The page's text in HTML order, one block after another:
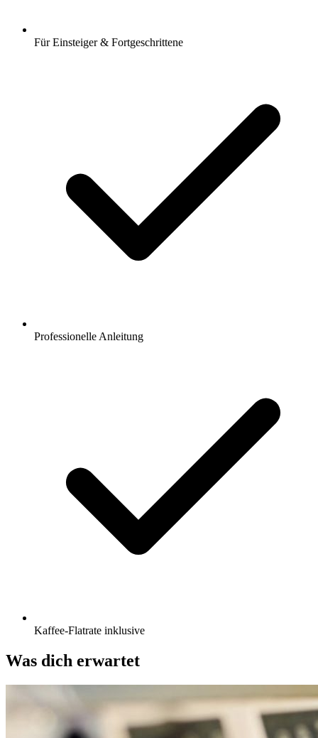
Für Einsteiger & Fortgeschrittene
Professionelle Anleitung
Kaffee-Flatrate inklusive
Was dich erwartet